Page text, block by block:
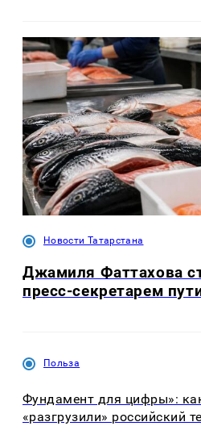
Новости Татарстана
Джамиля Фаттахова
пресс-секретарем
Польза
Фундамент для цифры»:
«разгрузили» российский